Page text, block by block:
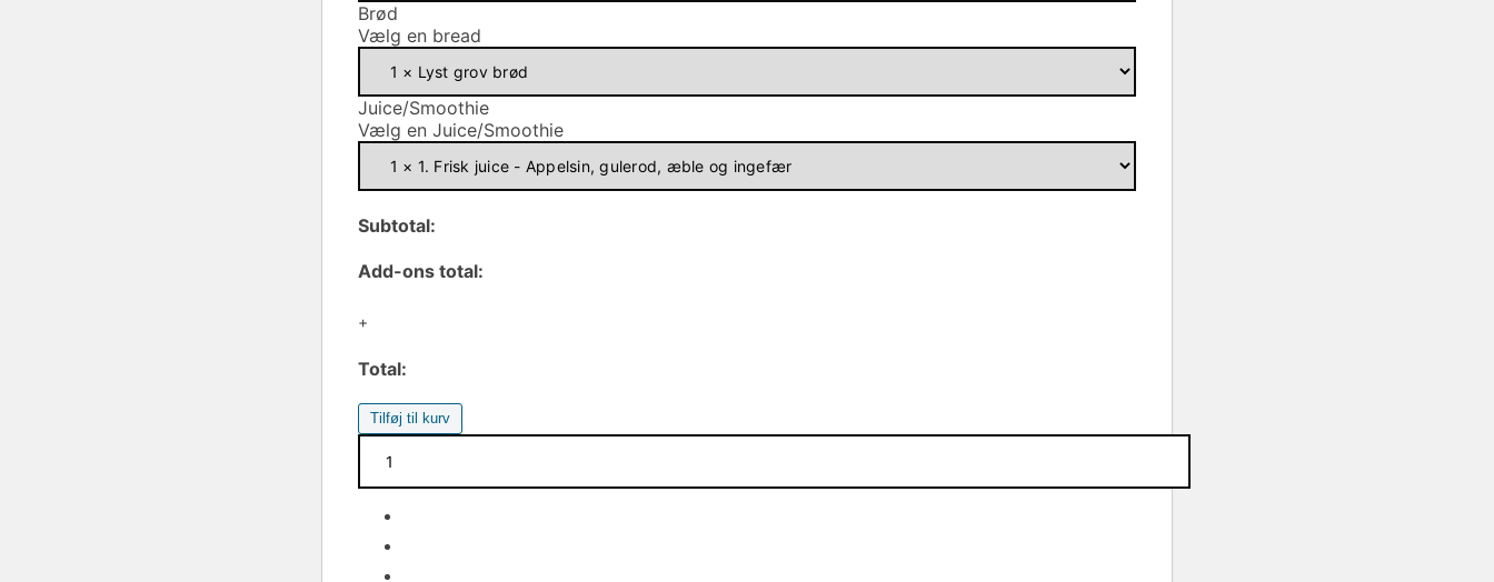
Brød
Vælg en bread
Juice/Smoothie
Vælg en Juice/Smoothie
Subtotal:
Add-ons total:
+
Total:
Tilføj til kurv
Menu
-
Lille
samt
juice